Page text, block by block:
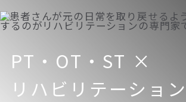
PT・OT・ST ×
リハビリテーショ